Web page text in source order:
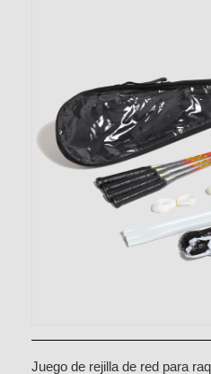
Juego de rejilla de red para